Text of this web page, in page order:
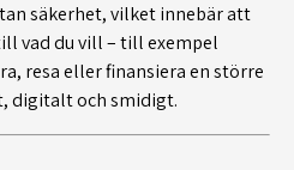
säkerhet, vilket innebär att
vad du vill – till exempel
resa eller finansiera en större
digitalt och smidigt.